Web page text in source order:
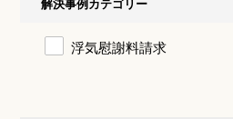
浮気慰謝料請求